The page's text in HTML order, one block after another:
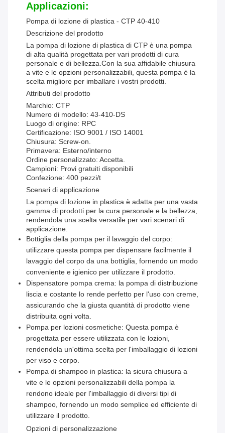
Applicazioni:
Pompa di lozione di plastica - CTP 40-410
Descrizione del prodotto
La pompa di lozione di plastica di CTP è una pompa
di alta qualità progettata per vari prodotti di cura
personale e di bellezza.Con la sua affidabile chiusura
a vite e le opzioni personalizzabili, questa pompa è la
scelta migliore per imballare i vostri prodotti.
Attributi del prodotto
Marchio: CTP
Numero di modello: 43-410-DS
Luogo di origine: RPC
Certificazione: ISO 9001 / ISO 14001
Chiusura: Screw-on.
Primavera: Esterno/interno
Ordine personalizzato: Accetta.
Campioni: Provi gratuiti disponibili
Confezione: 400 pezzi/t
Scenari di applicazione
La pompa di lozione in plastica è adatta per una vasta
gamma di prodotti per la cura personale e la bellezza,
rendendola una scelta versatile per vari scenari di
applicazione.
Bottiglia della pompa per il lavaggio del corpo:
utilizzare questa pompa per dispensare facilmente il
lavaggio del corpo da una bottiglia, fornendo un modo
conveniente e igienico per utilizzare il prodotto.
Dispensatore pompa crema: la pompa di distribuzione
liscia e costante lo rende perfetto per l'uso con creme,
assicurando che la giusta quantità di prodotto viene
distribuita ogni volta.
Pompa per lozioni cosmetiche: Questa pompa è
progettata per essere utilizzata con le lozioni,
rendendola un'ottima scelta per l'imballaggio di lozioni
per viso e corpo.
Pompa di shampoo in plastica: la sicura chiusura a
vite e le opzioni personalizzabili della pompa la
rendono ideale per l'imballaggio di diversi tipi di
shampoo, fornendo un modo semplice ed efficiente di
utilizzare il prodotto.
Opzioni di personalizzazione